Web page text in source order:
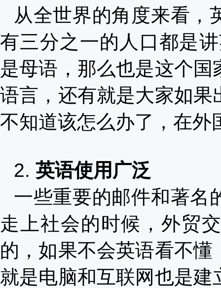
从全世界的角度来看，
有三分之一的人口都是
是母语，那么也是这个
语言，还有就是大家如
不知道该怎么办了，在外
2. 英语使用广泛
一些重要的邮件和著名
走上社会的时候，外贸
的，如果不会英语看不
就是电脑和互联网也是